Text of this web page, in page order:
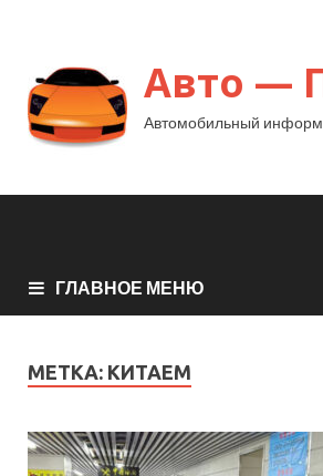
Авто —
Автомобильный
ГЛАВНОЕ МЕНЮ
МЕТКА: КИТАЕМ